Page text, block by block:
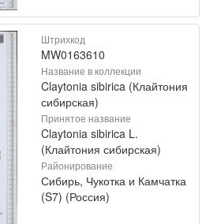
Штрихкод
MW0163610
Название в коллекции
Claytonia sibirica (Клайтония
сибирская)
Принятое название
Claytonia sibirica L.
(Клайтония сибирская)
Районирование
Сибирь, Чукотка и Камчатка
(S7) (Россия)